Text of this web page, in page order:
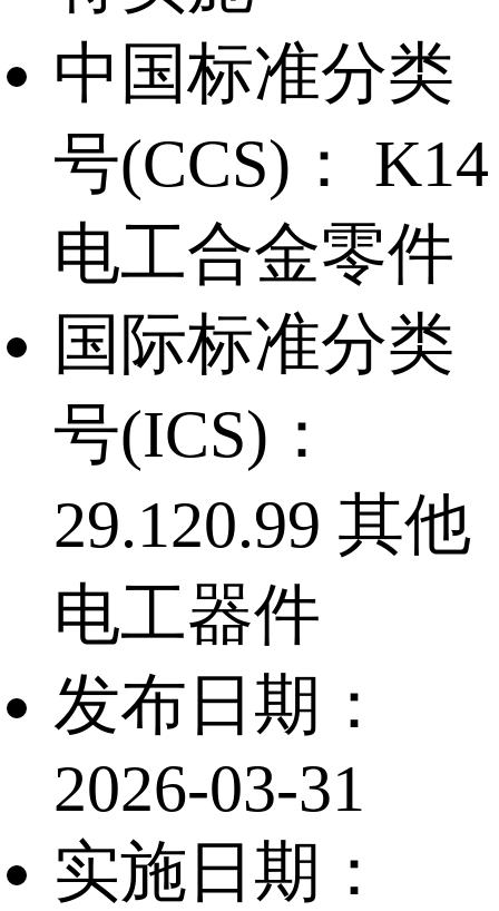
中国标准分类
号(CCS)：
K14
电工合金零件
国际标准分类
号(ICS)：
29.120.99 其他
电工器件
发布日期：
2026-03-31
实施日期：